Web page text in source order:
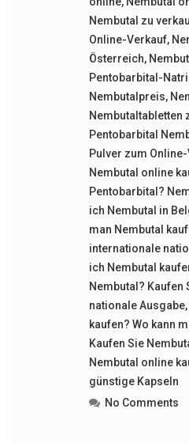
Nembutal zu
Online-Verkauf,
Österreich,
Pentobarbital-
Nembutalpreis,
Nembutaltabletten
Pentobarbital
Pulver zum
Nembutal online
Pentobarbital?
ich Nembutal in
man Nembutal
internationale
ich Nembutal
Nembutal? Kaufen
nationale Ausgabe,
kaufen? Wo kann
Kaufen Sie
Nembutal online
günstige Kapseln
No Comments